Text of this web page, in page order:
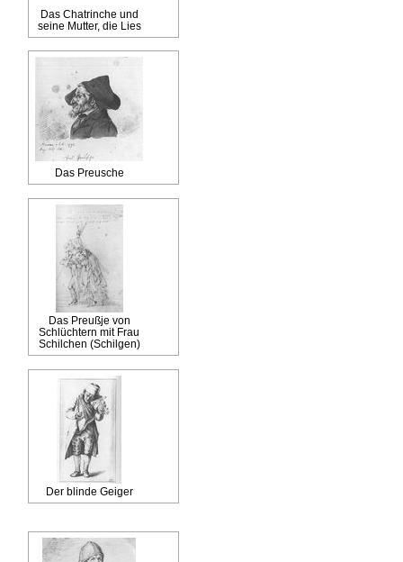
Das Chatrinche und
seine Mutter, die Lies
Das Preusche
Das Preußje von
Schlüchtern mit Frau
Schilchen (Schilgen)
Der blinde Geiger